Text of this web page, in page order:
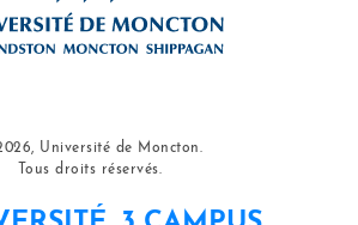
Université de Moncton.
Tous droits réservés.